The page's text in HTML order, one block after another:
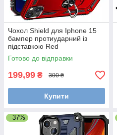
Чохол Shield для Iphone 15
бампер протиударний із
підставкою Red
Готово до відправки
199,99 ₴ 300 ₴
Купити
–37%